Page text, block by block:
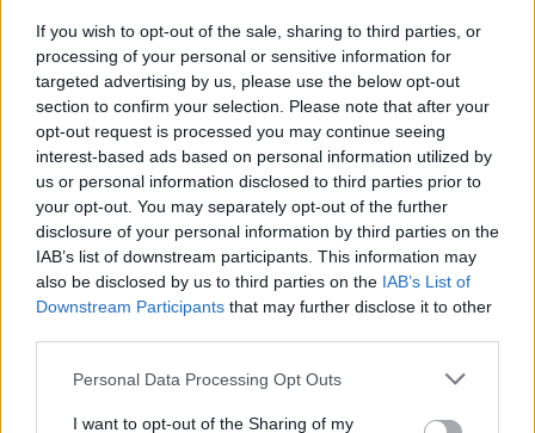
If you wish to opt-out of the sale, sharing to third parties, or
processing of your personal or sensitive information for
targeted advertising by us, please use the below opt-out
section to confirm your selection. Please note that after your
opt-out request is processed you may continue seeing
interest-based ads based on personal information utilized by
us or personal information disclosed to third parties prior to
your opt-out. You may separately opt-out of the further
disclosure of your personal information by third parties on the
IAB’s list of downstream participants. This information may
also be disclosed by us to third parties on the IAB’s List of
Downstream Participants that may further disclose it to other
Please note that this website/app uses one or more Google
not limited to your visit or usage behaviour. You may click to
Personal Data Processing Opt Outs
I want to opt-out of the Sharing of my
det ikke som forsøpling men som tap av utstyr.
Dessuten behøver man som oftest bare to flasker
for å få med seg det antallet gel man behøver i
løpet.
I hver softflaske kan man fylle 3 gel som hver
normalt er på 30-35 milliliter.
Flaskene finnes i forskjellige farger slik at løperne
ikke skal glemme hvilken man har drukket fra og
hvilken som fortsatt er full.
DET NYE pipemunnstykket gjør at du slipper å suge opp
væsken fra beltet mer enn en gang. Foto: KJELL-ERIK